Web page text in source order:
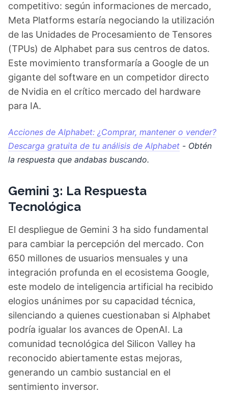
competitivo: según informaciones de mercado,
Meta Platforms estaría negociando la utilización
de las Unidades de Procesamiento de Tensores
(TPUs) de Alphabet para sus centros de datos.
Este movimiento transformaría a Google de un
gigante del software en un competidor directo
de Nvidia en el crítico mercado del hardware
para IA.
Acciones de Alphabet: ¿Comprar, mantener o vender?
Descarga gratuita de tu análisis de Alphabet - Obtén
la respuesta que andabas buscando.
Gemini 3: La Respuesta
Tecnológica
El despliegue de Gemini 3 ha sido fundamental
para cambiar la percepción del mercado. Con
650 millones de usuarios mensuales y una
integración profunda en el ecosistema Google,
este modelo de inteligencia artificial ha recibido
elogios unánimes por su capacidad técnica,
silenciando a quienes cuestionaban si Alphabet
podría igualar los avances de OpenAI. La
comunidad tecnológica del Silicon Valley ha
reconocido abiertamente estas mejoras,
generando un cambio sustancial en el
sentimiento inversor.